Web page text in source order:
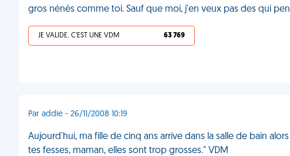
gros nénés comme toi. Sauf que moi, j'en veux pas des qui
JE VALIDE, C'EST UNE VDM 63 769
Par addie - 26/11/2008 10:19
Aujourd'hui, ma fille de cinq ans arrive dans la salle de bain
tes fesses, maman, elles sont trop grosses." VDM